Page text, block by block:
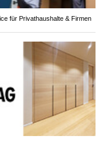
für Privathaushalte & Firmen